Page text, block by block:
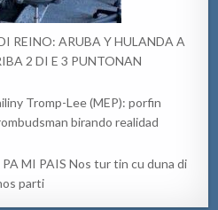
REINO: ARUBA Y HULANDA A
2 DI E 3 PUNTONAN
Tromp-Lee (MEP): porfin
birando realidad
MI PAIS Nos tur tin cu duna di
parti